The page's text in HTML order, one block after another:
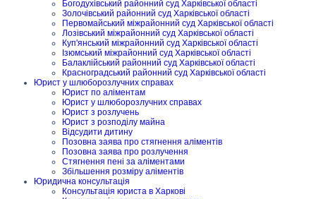
Богодухівський районний суд Харківської області
Золочівський районний суд Харківської області
Первомайський міжрайонний суд Харківської області
Лозівський міжрайонний суд Харківської області
Куп'янський міжрайонний суд Харківської області
Ізюмський міжрайонний суд Харківської області
Балаклійський районний суд Харківської області
Красноградський районний суд Харківської області
Юрист у шлюборозлучних справах
Юрист по аліментам
Юрист у шлюборозлучних справах
Юрист з розлучень
Юрист з розподілу майна
Відсудити дитину
Позовна заява про стягнення аліментів
Позовна заява про розлучення
Стягнення пені за аліментами
Збільшення розміру аліментів
Юридична консультація
Консультація юриста в Харкові